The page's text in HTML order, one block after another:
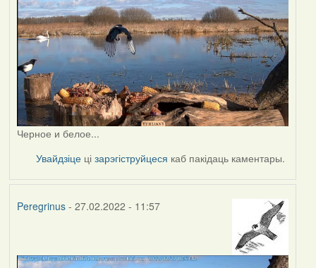
Черное и белое...
Увайдзіце цізарэгіструйцеся каб пакідаць каментары.
Peregrinus- 27.02.2022 - 11:57